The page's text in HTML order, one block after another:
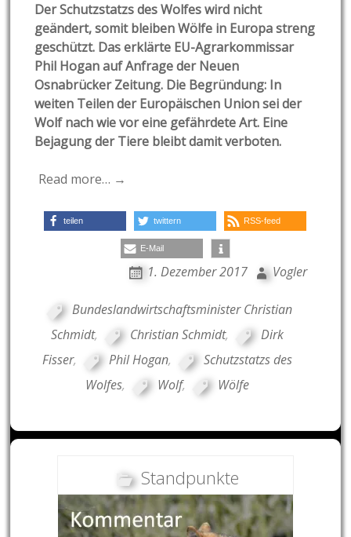
Der Schutzstatzs des Wolfes wird nicht
geändert, somit bleiben Wölfe in Europa streng
geschützt. Das erklärte EU-Agrarkommissar
Phil Hogan auf Anfrage der Neuen
Osnabrücker Zeitung. Die Begründung: In
weiten Teilen der Europäischen Union sei der
Wolf nach wie vor eine gefährdete Art. Eine
Bejagung der Tiere bleibt damit verboten.
Read more… →
teilen twittern RSS-feed
E-Mail
1. Dezember 2017 Vogler
Bundeslandwirtschaftsminister Christian
Schmidt, Christian Schmidt,
Dirk
Fisser, Phil Hogan,
Schutzstatzs des
Wolfes, Wolf, Wölfe
Standpunkte